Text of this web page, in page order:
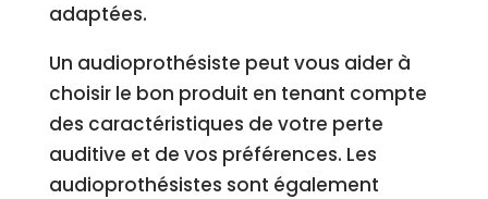
adaptées.
Un audioprothésiste peut vous aider à
choisir le bon produit en tenant compte
des caractéristiques de votre perte
auditive et de vos préférences. Les
audioprothésistes sont également